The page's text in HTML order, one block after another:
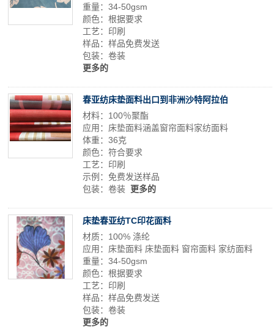
重量：34-50gsm
颜色：根据要求
工艺：印刷
样品：样品免费发送
包装：卷装
更多的
春亚纺床垫面料出口到非洲沙特阿拉伯
材料：100％聚酯
应用：床垫面料涵盖窗帘面料家纺面料
体重：36克
颜色：符合要求
工艺：印刷
示例：免费发送样品
包装：卷装 更多的
床垫春亚纺TC印花面料
材质：100% 涤纶
应用：床垫面料 床垫面料 窗帘面料 家纺面料
重量：34-50gsm
颜色：根据要求
工艺：印刷
样品：样品免费发送
包装：卷装
更多的